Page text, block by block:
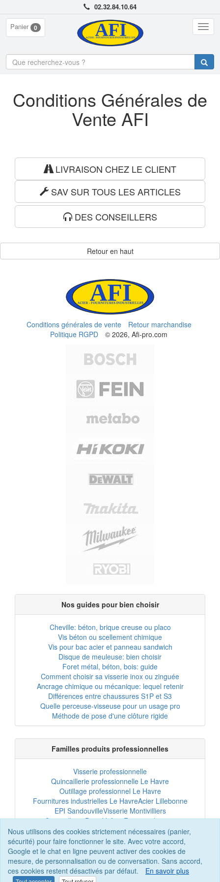
Nous utilisons des cookies strictement nécessaires (panier,
sécurité) pour faire fonctionner le site. Avec votre accord,
Google et le chat en ligne peuvent activer des cookies de
mesure, de personnalisation ou de conversation. Sans accord,
ces cookies restent désactivés par défaut.
En savoir plus
02.32.84.10.64
Panier 0
Conditions Générales de
Vente AFI
LIVRAISON CHEZ LE CLIENT
SAV SUR TOUS LES ARTICLES
DES CONSEILLERS
Retour en haut
Conditions générales de vente
Retour marchandise
Politique RGPD
© 2026, Afi-pro.com
Nos guides pour bien choisir
Cheville: béton, brique creuse ou placo
Vis béton ou scellement chimique
Vis pour bac acier et panneau sandwich
Disque de meuleuse: bien choisir
Foret métal, béton, bois: guide
Comment choisir sa visserie inox ou zinguée
Ancrage chimique ou mécanique: lequel retenir
Différences entre chaussures S1P et S3
Quelle perceuse-visseuse pour un usage pro
Méthode de pose d'une clôture rigide
Familles produits professionnelles
Visserie professionnelle
Quincaillerie professionnelle Le Havre
Outillage professionnel Le Havre
Fournitures industrielles Le HavreAcier Lillebonne
EPI SandouvilleVisserie Montivilliers
Quincaillerie Port-JérômeFixation chantier
EPI professionnelOutillage maintenance
Acier professionnelTôles et bardage
Scellement chimiqueClôtures Le Havre